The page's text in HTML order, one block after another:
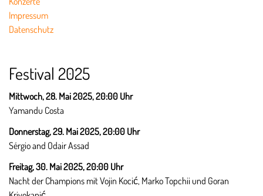
Impressum
Datenschutz
Festival 2025
Mittwoch, 28. Mai 2025, 20:00 Uhr
Yamandu Costa
Donnerstag, 29. Mai 2025,20:00 Uhr
Sérgio and Odair Assad
Freitag, 30. Mai 2025,20:00 Uhr
Nacht der Champions mit Vojin Kocić, Marko Topchii und Goran